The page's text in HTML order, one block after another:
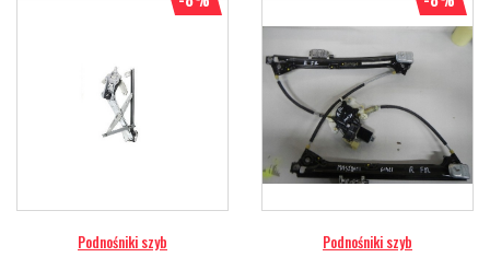
Podnośniki szyb Podnośniki szyb